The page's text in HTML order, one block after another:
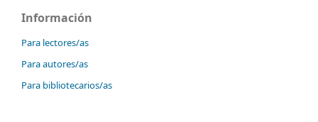
Información
Para lectores/as
Para autores/as
Para bibliotecarios/as